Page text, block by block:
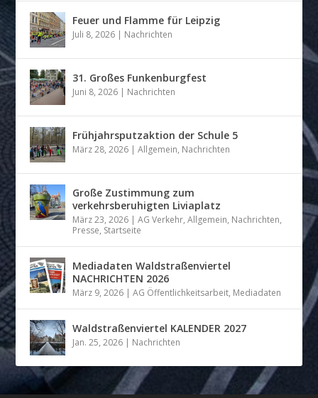
Feuer und Flamme für Leipzig
Juli 8, 2026 | Nachrichten
31. Großes Funkenburgfest
Juni 8, 2026 | Nachrichten
Frühjahrsputzaktion der Schule 5
März 28, 2026 |Allgemein, Nachrichten
Große Zustimmung zum
verkehrsberuhigten Liviaplatz
März 23, 2026 |AG Verkehr,Allgemein, Nachrichten,
Presse, Startseite
Mediadaten Waldstraßenviertel
NACHRICHTEN 2026
März 9, 2026 |AG Öffentlichkeitsarbeit, Mediadaten
Waldstraßenviertel KALENDER 2027
Jan. 25, 2026 | Nachrichten